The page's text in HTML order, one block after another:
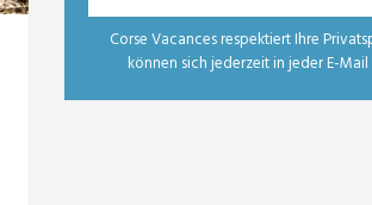
Corse Vacances respektiert Ihre
können sich jederzeit in jeder E-